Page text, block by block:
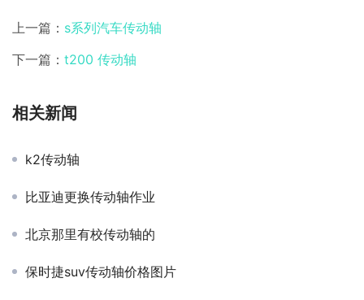
上一篇： s系列汽车传动轴
下一篇： t200 传动轴
相关新闻
k2传动轴
比亚迪更换传动轴作业
北京那里有校传动轴的
保时捷suv传动轴价格图片